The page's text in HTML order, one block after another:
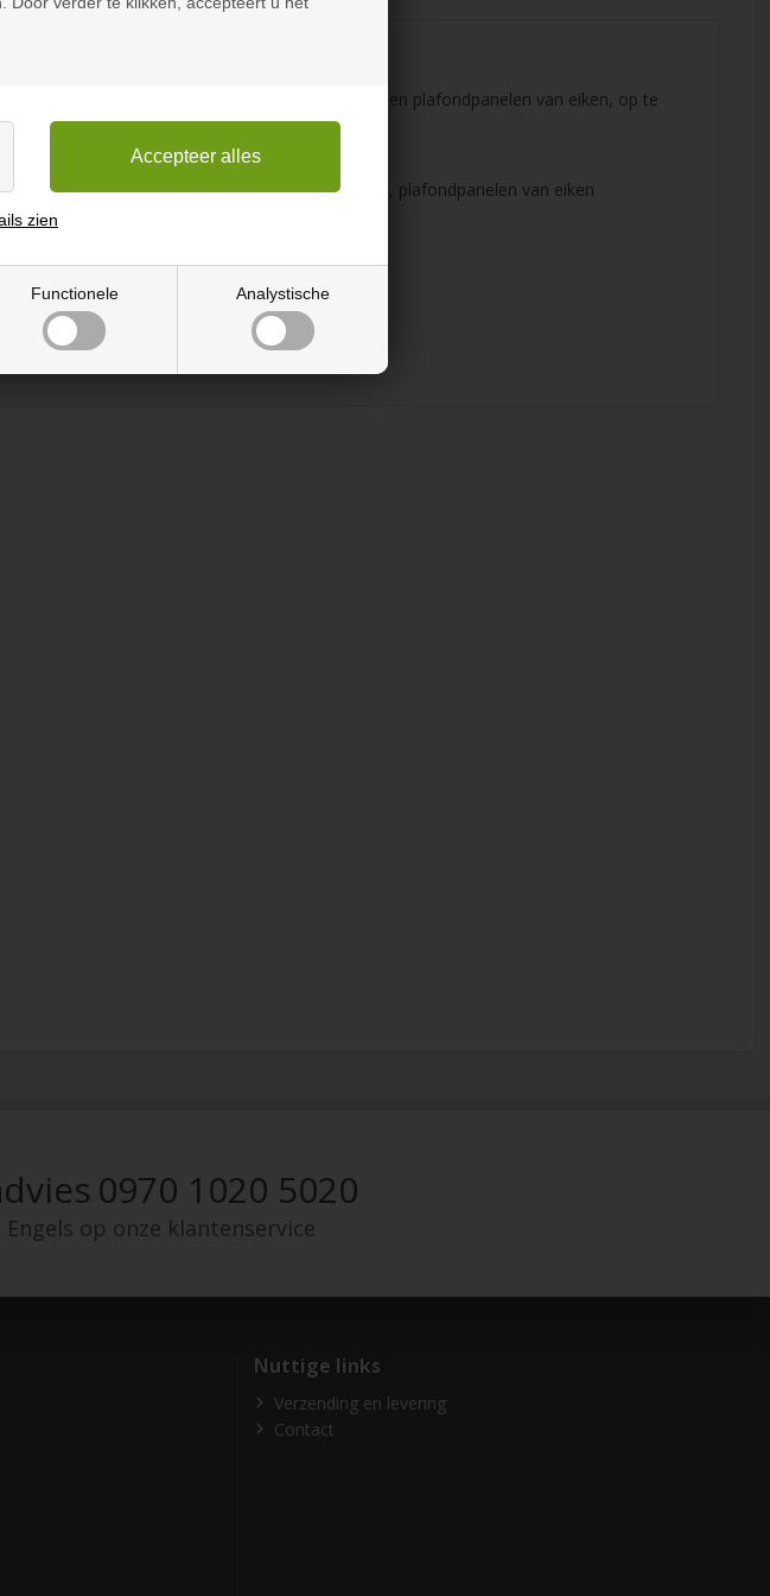
Functionele Analystische
zien
houten schrootjes voor plafonds en muren en plafondpanelen van eiken, op te
houten schrootjes voor plafonds en muren, plafondpanelen van eiken
0970 1020 5020
Engels op onze klantenservice
Nuttige links
Verzending en levering
Contact